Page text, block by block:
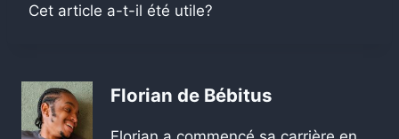
Cet article a-t-il été utile?
Florian de Bébitus